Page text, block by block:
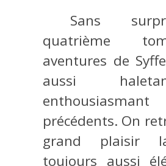
Sans
quatrième
aventures de
aussi
précédents. On
grand plaisir
toujours aussi